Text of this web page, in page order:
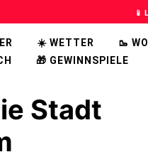
📱
☀️ WETTER 🥾
🎁 GEWINNSPIELE
Stadt